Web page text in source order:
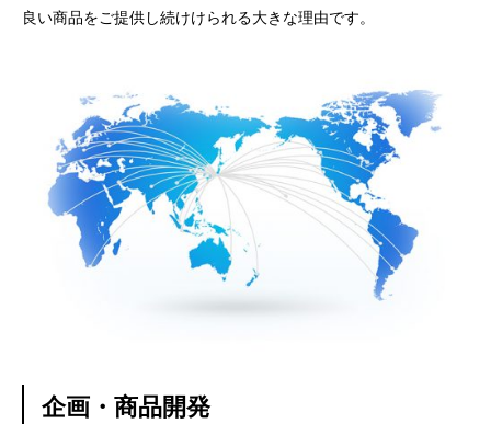
良い商品をご提供し続けけられる大きな理由です。
企画・商品開発